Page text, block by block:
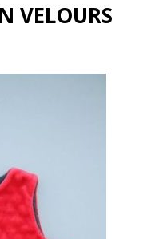
VELOURS